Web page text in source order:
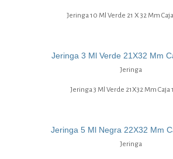
Jeringa 10 Ml Verde 21 X 32 Mm
Jeringa 3 Ml Verde 21X32 Mm
Jeringa
Jeringa 3 Ml Verde 21X32 Mm Caja
Jeringa 5 Ml Negra 22X32 Mm
Jeringa